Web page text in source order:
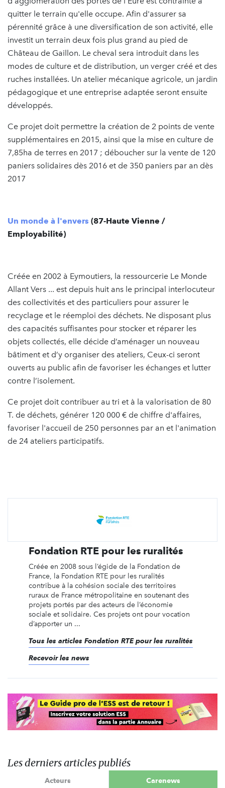
quitter le terrain qu'elle occupe. Afin d'assurer sa
pérennité grâce à une diversification de son activité, elle
investit un terrain deux fois plus grand au pied de
Château de Gaillon. Le cheval sera introduit dans les
modes de culture et de distribution, un verger créé et des
ruches installées. Un atelier mécanique agricole, un jardin
pédagogique et une entreprise adaptée seront ensuite
développés.
Ce projet doit permettre la création de 2 points de vente
supplémentaires en 2015, ainsi que la mise en culture de
7,85ha de terres en 2017 ; déboucher sur la vente de 120
paniers solidaires dès 2016 et de 350 paniers par an dès
2017
Un monde à l'envers (87-Haute Vienne /
Employabilité)
Créée en 2002 à Eymoutiers, la ressourcerie Le Monde
Allant Vers ... est depuis huit ans le principal interlocuteur
des collectivités et des particuliers pour assurer le
recyclage et le réemploi des déchets. Ne disposant plus
des capacités suffisantes pour stocker et réparer les
objets collectés, elle décide d’aménager un nouveau
bâtiment et d’y organiser des ateliers, Ceux-ci seront
ouverts au public afin de favoriser les échanges et lutter
contre l’isolement.
Ce projet doit contribuer au tri et à la valorisation de 80
T. de déchets, générer 120 000 € de chiffre d'affaires,
favoriser l'accueil de 250 personnes par an et l'animation
de 24 ateliers participatifs.
Fondation RTE pour les ruralités
Créée en 2008 sous l’égide de la Fondation de
France, la Fondation RTE pour les ruralités
contribue à la cohésion sociale des territoires
ruraux de France métropolitaine en soutenant des
projets portés par des acteurs de l’économie
sociale et solidaire. Ces projets ont pour vocation
d’apporter un ...
Tous les articles Fondation RTE pour les ruralités
Recevoir les news
Les derniers articles publiés
Acteurs Carenews